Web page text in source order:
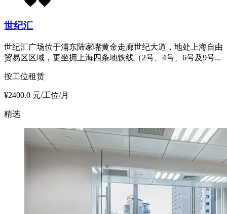
世纪汇
世纪汇广场位于浦东陆家嘴黄金走廊世纪大道，地处上海自由
贸易区区域，更坐拥上海四条地铁线（2号、4号、6号及9号...
按工位租赁
¥2400.0 元/工位/月
精选